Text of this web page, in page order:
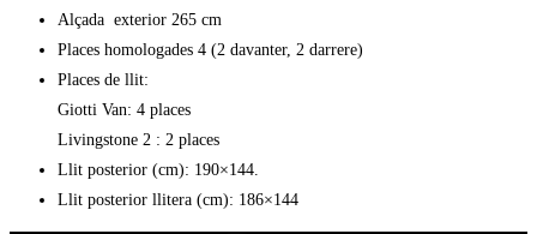
Alçada exterior 265 cm
Places homologades 4 (2 davanter, 2 darrere)
Places de llit:
Giotti Van: 4 places
Livingstone 2 : 2 places
Llit posterior (cm): 190×144.
Llit posterior llitera (cm): 186×144